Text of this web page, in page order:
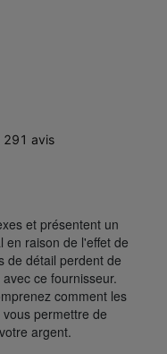
et présentent un
en raison de l'effet de
de détail perdent de
ce fournisseur.
comment les
permettre de
argent.